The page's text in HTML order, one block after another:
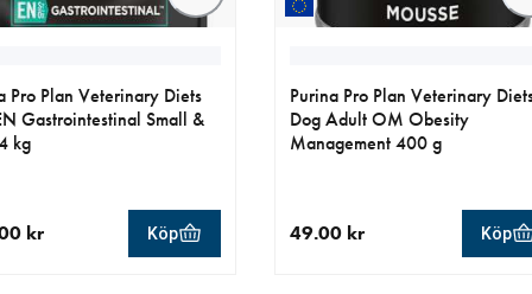
Pro Plan Veterinary Diets
Gastrointestinal Small &
kg
kr Köp
Purina Pro Plan Veterinary
Dog Adult OM Obesity
Management 400 g
49.00 kr Köp